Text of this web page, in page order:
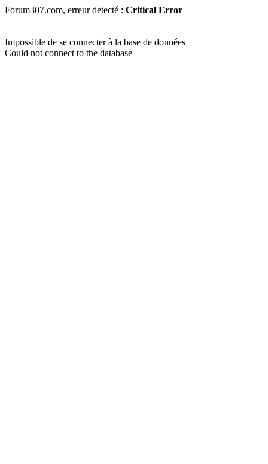
Forum307.com, erreur detecté : Critical Error
Impossible de se connecter à la base de données
Could not connect to the database